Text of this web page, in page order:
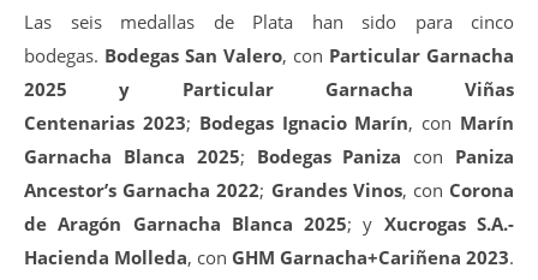
Las seis medallas de Plata han sido para cinco
bodegas. Bodegas San Valero, con Particular Garnacha
2025 y Particular Garnacha Viñas
Centenarias 2023; Bodegas Ignacio Marín, con Marín
Garnacha Blanca 2025; Bodegas Paniza con Paniza
Ancestor’s Garnacha 2022; Grandes Vinos, con Corona
de Aragón Garnacha Blanca 2025; y Xucrogas S.A.-
Hacienda Molleda, con GHM Garnacha+Cariñena 2023.